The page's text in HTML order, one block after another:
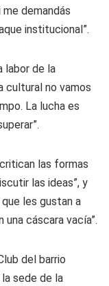
me demandás
institucional”.
labor de la
cultural no vamos
La lucha es
las formas
las ideas”, y
que les gustan a
cáscara vacía”.
del barrio
sede de la